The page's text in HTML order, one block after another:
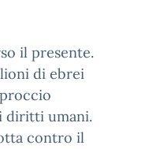
il presente.
di ebrei
diritti umani.
contro il